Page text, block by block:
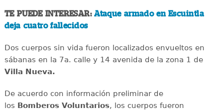
TE PUEDE INTERESAR:Ataque armado en Escuintla
deja cuatro fallecidos
Dos cuerpos sin vida fueron localizados envueltos en
sábanas en la 7a. calle y 14 avenida de la zona 1 de
Villa Nueva.
De acuerdo con información preliminar de
los Bomberos Voluntarios, los cuerpos fueron